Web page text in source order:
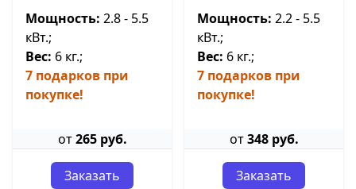
Мощность: 2.8 - 5.5
кВт.;
Вес: 6 кг.;
7 подарков при
покупке!
от265 руб.
Заказать
Мощность: 2.2 - 5.5
кВт.;
Вес: 6 кг.;
7 подарков при
покупке!
от348 руб.
Заказать